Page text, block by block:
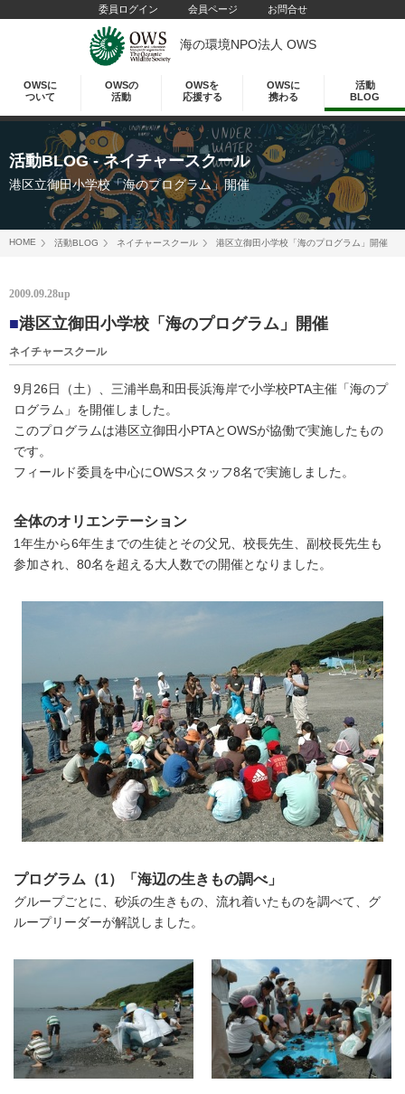
委員ログイン 会員ページ お問合せ
海の環境NPO法人 OWS
OWSに
ついて
OWSの
活動
OWSを
応援する
OWSに
携わる
活動
BLOG
活動BLOG- ネイチャースクール
港区立御田小学校「海のプログラム」開催
HOME 活動BLOG ネイチャースクール 港区立御田小学校「海のプログラム」開催
2009.09.28up
■港区立御田小学校「海のプログラム」開催
ネイチャースクール
9月26日（土）、三浦半島和田長浜海岸で小学校PTA主催「海のプ
ログラム」を開催しました。
このプログラムは港区立御田小PTAとOWSが協働で実施したもの
です。
フィールド委員を中心にOWSスタッフ8名で実施しました。
全体のオリエンテーション
1年生から6年生までの生徒とその父兄、校長先生、副校長先生も
参加され、80名を超える大人数での開催となりました。
プログラム（1）「海辺の生きもの調べ」
グループごとに、砂浜の生きもの、流れ着いたものを調べて、グ
ループリーダーが解説しました。